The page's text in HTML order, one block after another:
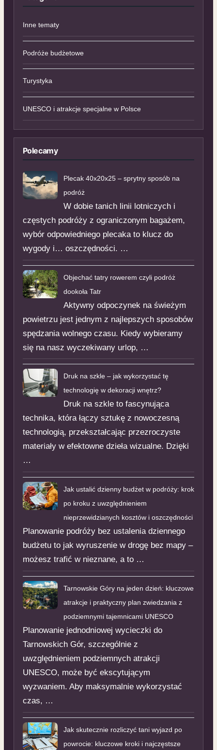
Inne tematy
Podróże budżetowe
Turystyka
UNESCO i atrakcje specjalne w Polsce
Polecamy
Plecak 40x20x25 – sprytny sposób na
podróż
W dobie tanich linii lotniczych i
częstych podróży z ograniczonym bagażem,
wybór odpowiedniego plecaka to klucz do
wygody i… oszczędności. …
Objechać tatry rowerem czyli podróż
dookoła Tatr
Aktywny odpoczynek na świeżym
powietrzu jest jednym z najlepszych sposobów
spędzania wolnego czasu. Kiedy wybieramy
się na nasz wyczekiwany urlop, …
Druk na szkle – jak wykorzystać tę
technologię w dekoracji wnętrz?
Druk na szkle to fascynująca
technika, która łączy sztukę z nowoczesną
technologią, przekształcając przezroczyste
materiały w efektowne dzieła wizualne. Dzięki
…
Jak ustalić dzienny budżet w podróży: krok
po kroku z uwzględnieniem
nieprzewidzianych kosztów i oszczędności
Planowanie podróży bez ustalenia dziennego
budżetu to jak wyruszenie w drogę bez mapy –
możesz trafić w nieznane, a to …
Tarnowskie Góry na jeden dzień: kluczowe
atrakcje i praktyczny plan zwiedzania z
podziemnymi tajemnicami UNESCO
Planowanie jednodniowej wycieczki do
Tarnowskich Gór, szczególnie z
uwzględnieniem podziemnych atrakcji
UNESCO, może być ekscytującym
wyzwaniem. Aby maksymalnie wykorzystać
czas, …
Jak skutecznie rozliczyć tani wyjazd po
powrocie: kluczowe kroki i najczęstsze